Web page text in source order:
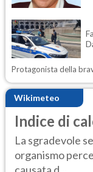
Protagonista della
Wikimeteo
Indice di
La sgradevole
organismo